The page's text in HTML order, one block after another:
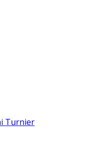
Turnier